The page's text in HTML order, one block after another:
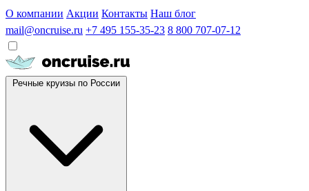
О компании Акции Контакты Наш блог
mail@oncruise.ru +7 495 155-35-23 8 800 707-07-12